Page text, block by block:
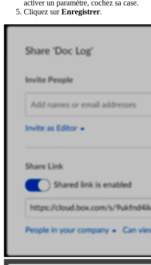
activer un paramètre, cochez sa case.
Cliquez surEnregistrer.